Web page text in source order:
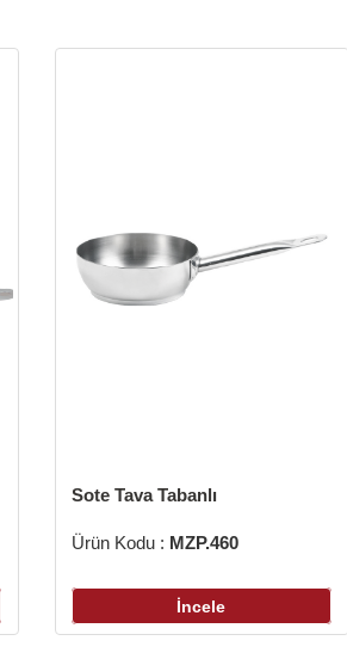
Sote Tava Tabanlı
Ürün Kodu : MZP.460
İncele